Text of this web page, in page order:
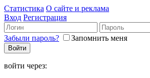
Статистика О сайте и реклама
Вход Регистрация
Забыли пароль? Запомнить меня
войти через: